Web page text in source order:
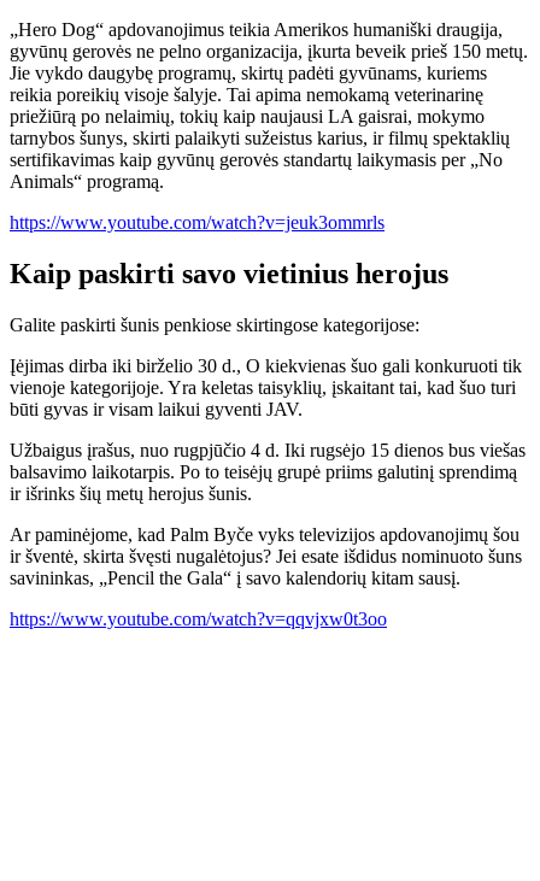
„Hero Dog“ apdovanojimus teikia Amerikos humaniški draugija,
gyvūnų gerovės ne pelno organizacija, įkurta beveik prieš 150 metų.
Jie vykdo daugybę programų, skirtų padėti gyvūnams, kuriems
reikia poreikių visoje šalyje. Tai apima nemokamą veterinarinę
priežiūrą po nelaimių, tokių kaip naujausi LA gaisrai, mokymo
tarnybos šunys, skirti palaikyti sužeistus karius, ir filmų spektaklių
sertifikavimas kaip gyvūnų gerovės standartų laikymasis per „No
Animals“ programą.
https://www.youtube.com/watch?v=jeuk3ommrls
Kaip paskirti savo vietinius herojus
Galite paskirti šunis penkiose skirtingose ​​kategorijose:
Įėjimas dirba iki birželio 30 d., O kiekvienas šuo gali konkuruoti tik
vienoje kategorijoje. Yra keletas taisyklių, įskaitant tai, kad šuo turi
būti gyvas ir visam laikui gyventi JAV.
Užbaigus įrašus, nuo rugpjūčio 4 d. Iki rugsėjo 15 dienos bus viešas
balsavimo laikotarpis. Po to teisėjų grupė priims galutinį sprendimą
ir išrinks šių metų herojus šunis.
Ar paminėjome, kad Palm Byče vyks televizijos apdovanojimų šou
ir šventė, skirta švęsti nugalėtojus? Jei esate išdidus nominuoto šuns
savininkas, „Pencil the Gala“ į savo kalendorių kitam sausį.
https://www.youtube.com/watch?v=qqvjxw0t3oo